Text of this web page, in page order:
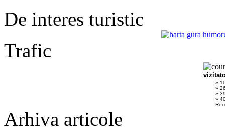
De interes turistic
Trafic
»
»
»
»
Arhiva articole